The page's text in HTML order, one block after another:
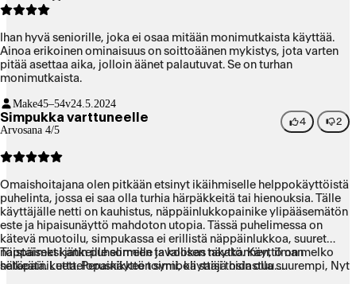
Ihan hyvä seniorille, joka ei osaa mitään monimutkaista käyttää.
Ainoa erikoinen ominaisuus on soittoäänen mykistys, jota varten
pitää asettaa aika, jolloin äänet palautuvat. Se on turhan
monimutkaista.
Make45–54v24.5.2024
Simpukka varttuneelle
Arvosana 4/5
4 2
Omaishoitajana olen pitkään etsinyt ikäihmiselle helppokäyttöistä
puhelinta, jossa ei saa olla turhia härpäkkeitä tai hienouksia. Tälle
käyttäjälle netti on kauhistus, näppäinlukkopainike ylipääsemätön
este ja hipaisunäyttö mahdoton utopia. Tässä puhelimessa on
kätevä muotoilu, simpukassa ei erillistä näppäinlukkoa, suuret
näppäimet kankeille sormille ja kookas näyttö. Käyttö on melko
selkeätä. Luettelopainikkeen symboli saisi tosin olla suurempi, Nyt
Toistaiseksi jätin puhelimeen tavallisen takakannen, ilman
hätäpainiketta. Peruskäyttö toimii, käyttäjä hidastuu....